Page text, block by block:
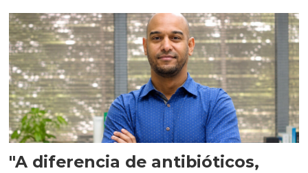
"A diferencia de antibióticos,